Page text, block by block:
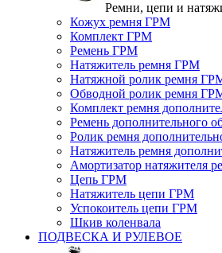
Ремни, цепи и
Кожух ремня ГРМ
Комплект ГРМ
Ремень ГРМ
Натяжитель ремня ГРМ
Натяжной ролик ремня
Обводной ролик ремня
Комплект ремня
Ремень дополнительного
Ролик ремня
Натяжитель ремня
Амортизатор натяжителя
Цепь ГРМ
Натяжитель цепи ГРМ
Успокоитель цепи ГРМ
Шкив коленвала
ПОДВЕСКА И РУЛЕВОЕ